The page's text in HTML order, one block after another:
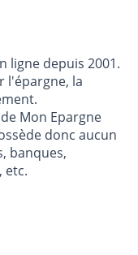
depuis 2001.
l'épargne, la
Mon Epargne
donc aucun